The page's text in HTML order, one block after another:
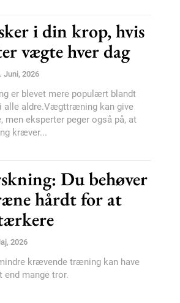
Member full access
100DKK
Praesent euismod ac
Ut mollis pellentesque tortor
Nullam eu erat condimentum
i din krop, hvis
vægte hver dag
Juni, 2026
er blevet mere populært blandt
alle aldre.Vægttræning kan give
men eksperter peger også på, at
kræver...
Du behøver
hårdt for at
2026
krævende træning kan have
end mange tror.